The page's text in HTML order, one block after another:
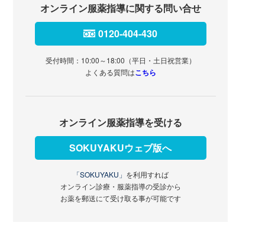
オンライン服薬指導に関する問い合せ
0120-404-430
受付時間：10:00～18:00（平日・土日祝営業）
よくある質問はこちら
オンライン服薬指導を受ける
SOKUYAKUウェブ版へ
「SOKUYAKU」 を利用すれば
オンライン診療・服薬指導の受診から
お薬を郵送にて受け取る事が可能です